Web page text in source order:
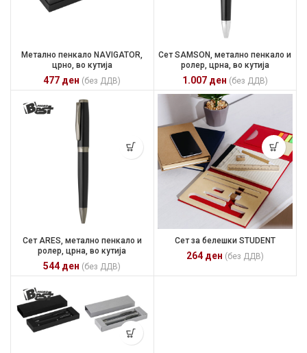
Метално пенкало NAVIGATOR,
црно, во кутија
477 ден (без ДДВ)
Сет SAMSON, метално пенкало и
ролер, црна, во кутија
1.007 ден (без ДДВ)
Сет ARES, метално пенкало и
ролер, црна, во кутија
544ден (без ДДВ)
Сет за белешки STUDENT
264ден (без ДДВ)